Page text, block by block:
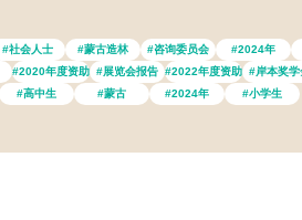
#社会人士 #蒙古造林 #咨询委员会 #2024年
#2020年度资助 #展览会报告 #2022年度资助 #岸本奖学
#高中生 #蒙古 #2024年 #小学生